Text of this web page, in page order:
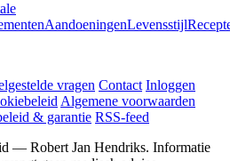
AandoeningenLevensstijl
vragen Contact Inloggen
Algemene voorwaarden
& garantie RSS-feed
— Robert Jan Hendriks. Informatie